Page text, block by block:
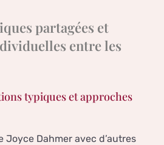
partagées et
entre les
typiques et approches
Joyce Dahmer avec d’autres